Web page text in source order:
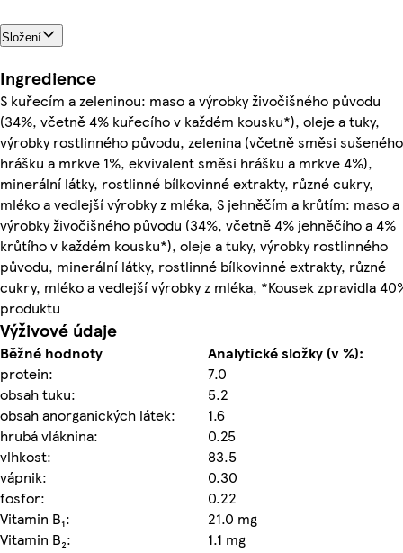
Složení
Ingredience
S kuřecím a zeleninou: maso a výrobky živočišného původu
(34%, včetně 4% kuřecího v každém kousku*), oleje a tuky,
výrobky rostlinného původu, zelenina (včetně směsi sušeného
hrášku a mrkve 1%, ekvivalent směsi hrášku a mrkve 4%),
minerální látky, rostlinné bílkovinné extrakty, různé cukry,
mléko a vedlejší výrobky z mléka, S jehněčím a krůtím: maso a
výrobky živočišného původu (34%, včetně 4% jehněčího a 4%
krůtího v každém kousku*), oleje a tuky, výrobky rostlinného
původu, minerální látky, rostlinné bílkovinné extrakty, různé
cukry, mléko a vedlejší výrobky z mléka, *Kousek zpravidla
produktu
Výživové údaje
Běžné hodnoty
Analytické složky (v %):
protein:
7.0
obsah tuku:
5.2
obsah anorganických látek:
1.6
hrubá vláknina:
0.25
vlhkost:
83.5
vápnik:
0.30
fosfor:
0.22
Vitamin B₁:
21.0 mg
Vitamin B₂:
1.1 mg